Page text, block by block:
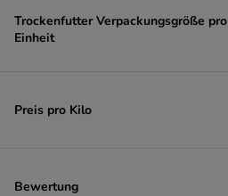
Pedigree
Primal
Prolife Sensitive
Trockenfutter Verpackungsgröße pro
Einheit
Preis pro Kilo
Bewertung